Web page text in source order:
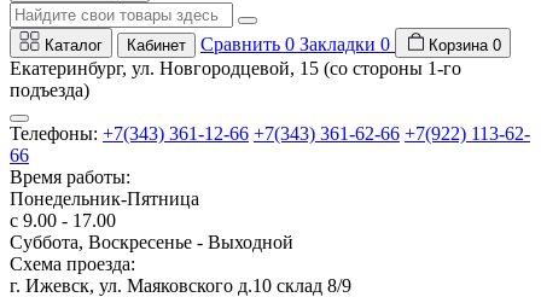
Каталог Кабинет Сравнить 0 Закладки 0 Корзина 0
Екатеринбург, ул. Новгородцевой, 15 (со стороны 1-го
подъезда)
Телефоны: +7(343) 361-12-66 +7(343) 361-62-66 +7(922) 113-62-
66
Время работы:
Понедельник-Пятница
с 9.00 - 17.00
Суббота, Воскресенье - Выходной
Схема проезда:
г. Ижевск, ул. Маяковского д.10 склад 8/9